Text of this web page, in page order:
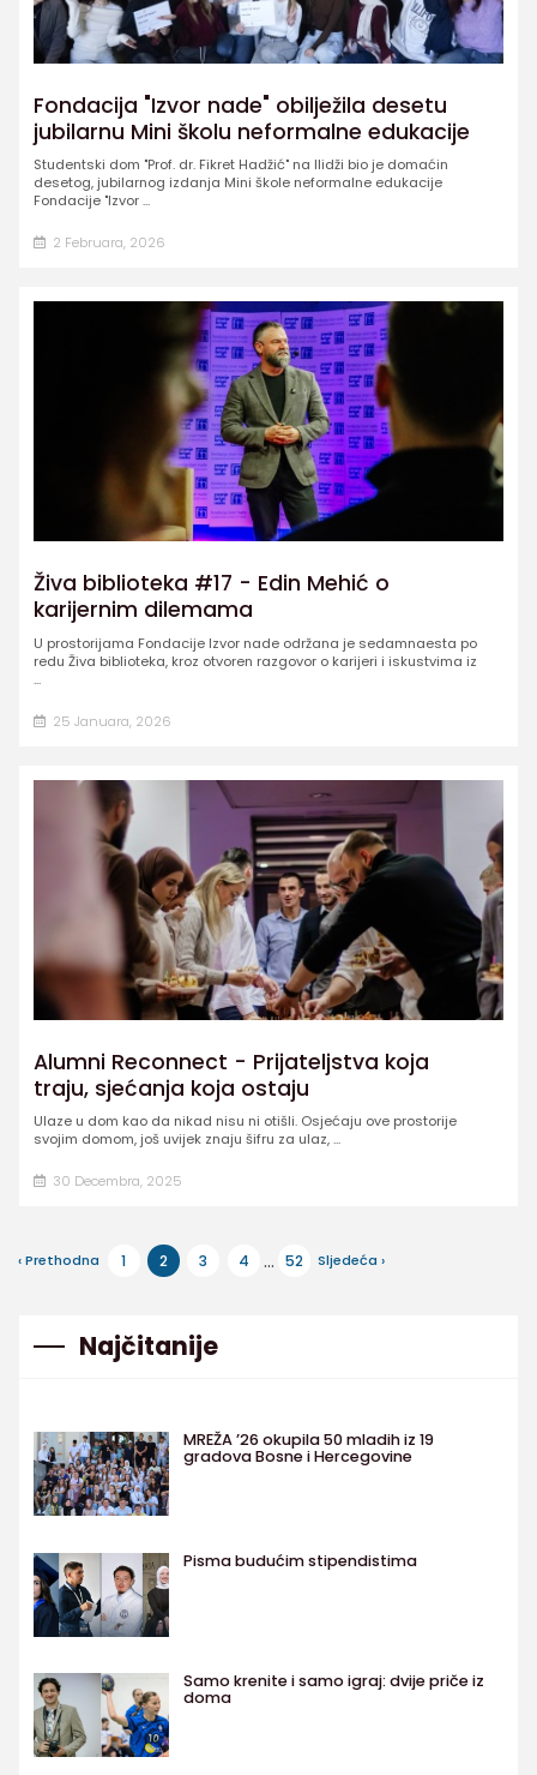
Fondacija "Izvor nade" obilježila desetu
jubilarnu Mini školu neformalne edukacije
Studentski dom "Prof. dr. Fikret Hadžić" na Ilidži bio je domaćin
desetog, jubilarnog izdanja Mini škole neformalne edukacije
Fondacije "Izvor ...
2 Februara, 2026
Živa biblioteka #17 - Edin Mehić o
karijernim dilemama
U prostorijama Fondacije Izvor nade održana je sedamnaesta po
redu Živa biblioteka, kroz otvoren razgovor o karijeri i iskustvima iz
...
25 Januara, 2026
Alumni Reconnect - Prijateljstva koja
traju, sjećanja koja ostaju
Ulaze u dom kao da nikad nisu ni otišli. Osjećaju ove prostorije
svojim domom, još uvijek znaju šifru za ulaz, ...
30 Decembra, 2025
‹ Prethodna 1 2 3 4 ... 52 Sljedeća ›
Najčitanije
MREŽA ’26 okupila 50 mladih iz 19
gradova Bosne i Hercegovine
Pisma budućim stipendistima
Samo krenite i samo igraj: dvije priče iz
doma